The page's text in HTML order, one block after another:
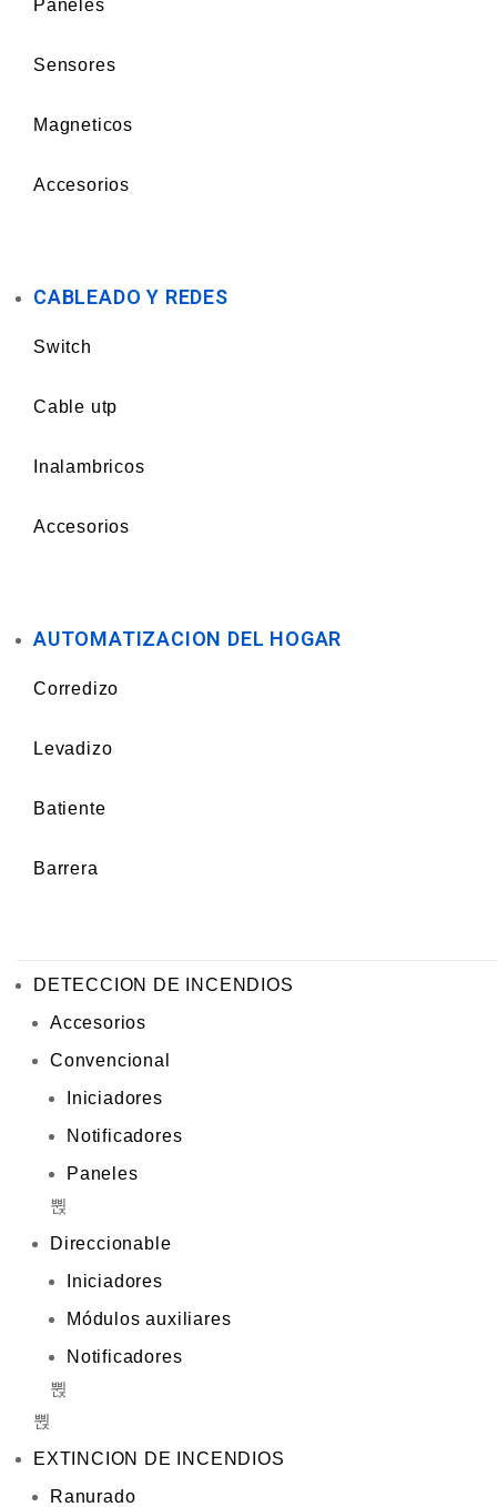
Paneles
Sensores
Magneticos
Accesorios
CABLEADO Y REDES
Switch
Cable utp
Inalambricos
Accesorios
AUTOMATIZACION DEL HOGAR
Corredizo
Levadizo
Batiente
Barrera
DETECCION DE INCENDIOS
Accesorios
Convencional
Iniciadores
Notificadores
Paneles
Direccionable
Iniciadores
Módulos auxiliares
Notificadores
EXTINCION DE INCENDIOS
Ranurado